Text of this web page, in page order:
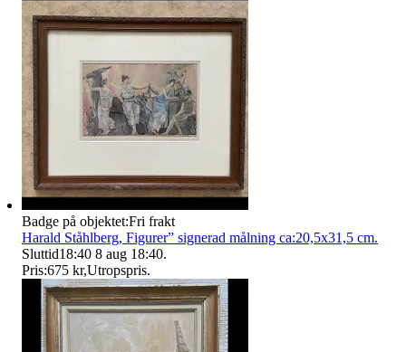
Badge på objektet:Fri frakt
Harald Ståhlberg, Figurer” signerad målning ca:20,5x31,5 cm.
Sluttid18:40 8 aug 18:40.
Pris:675 kr,Utropspris.